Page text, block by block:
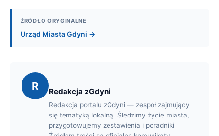
ŹRÓDŁO ORYGINALNE
Urząd Miasta Gdyni →
R Redakcja zGdyni
Redakcja portalu zGdyni — zespół zajmujący
się tematyką lokalną. Śledzimy życie miasta,
przygotowujemy zestawienia i poradniki.